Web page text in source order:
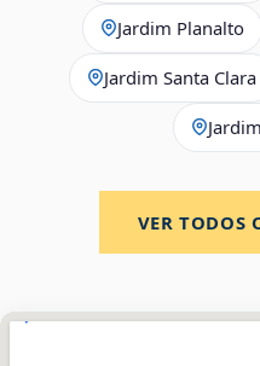
Jardim Planalto
Jardim Santa Clara
VER TODOS